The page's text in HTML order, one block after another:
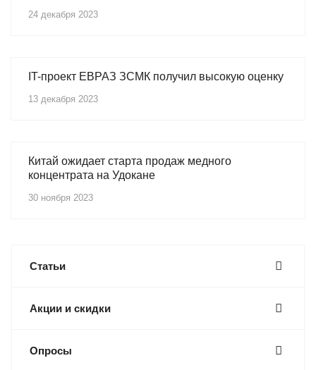
24 декабря 2023
13 декабря 2023
IT-проект ЕВРАЗ ЗСМК получил высокую оценку
30 ноября 2023
Китай ожидает старта продаж медного
концентрата на Удокане
Статьи
Акции и скидки
Опросы